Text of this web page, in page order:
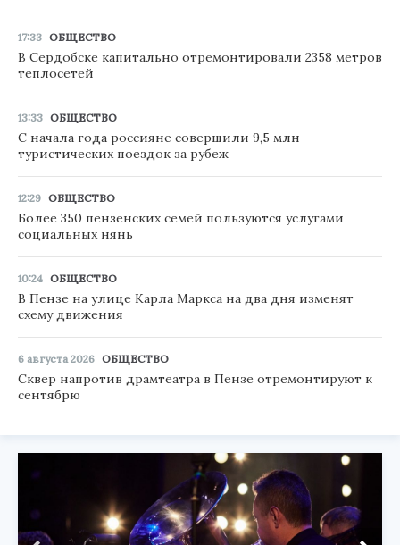
17:33 ОБЩЕСТВО
В Сердобске капитально отремонтировали 2358 метров
теплосетей
13:33 ОБЩЕСТВО
С начала года россияне совершили 9,5 млн
туристических поездок за рубеж
12:29 ОБЩЕСТВО
Более 350 пензенских семей пользуются услугами
социальных нянь
10:24 ОБЩЕСТВО
В Пензе на улице Карла Маркса на два дня изменят
схему движения
6 августа 2026 ОБЩЕСТВО
Сквер напротив драмтеатра в Пензе отремонтируют к
сентябрю